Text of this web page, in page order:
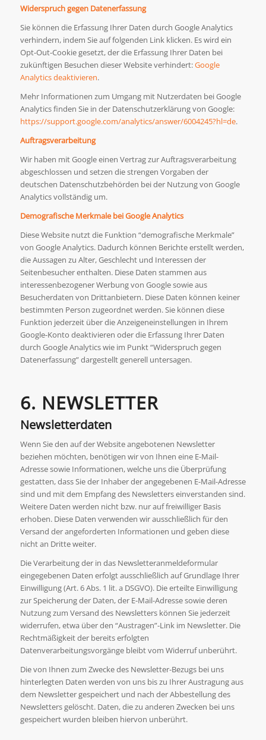
Widerspruch gegen Datenerfassung
Sie können die Erfassung Ihrer Daten durch Google Analytics
verhindern, indem Sie auf folgenden Link klicken. Es wird ein
Opt-Out-Cookie gesetzt, der die Erfassung Ihrer Daten bei
zukünftigen Besuchen dieser Website verhindert:Google
Analytics deaktivieren.
Mehr Informationen zum Umgang mit Nutzerdaten bei Google
Analytics finden Sie in der Datenschutzerklärung von Google:
https://support.google.com/analytics/answer/6004245?hl=de.
Auftragsverarbeitung
Wir haben mit Google einen Vertrag zur Auftragsverarbeitung
abgeschlossen und setzen die strengen Vorgaben der
deutschen Datenschutzbehörden bei der Nutzung von Google
Analytics vollständig um.
Demografische Merkmale bei Google Analytics
Diese Website nutzt die Funktion “demografische Merkmale”
von Google Analytics. Dadurch können Berichte erstellt werden,
die Aussagen zu Alter, Geschlecht und Interessen der
Seitenbesucher enthalten. Diese Daten stammen aus
interessenbezogener Werbung von Google sowie aus
Besucherdaten von Drittanbietern. Diese Daten können keiner
bestimmten Person zugeordnet werden. Sie können diese
Funktion jederzeit über die Anzeigeneinstellungen in Ihrem
Google-Konto deaktivieren oder die Erfassung Ihrer Daten
durch Google Analytics wie im Punkt “Widerspruch gegen
Datenerfassung” dargestellt generell untersagen.
6. NEWSLETTER
Newsletterdaten
Wenn Sie den auf der Website angebotenen Newsletter
beziehen möchten, benötigen wir von Ihnen eine E-Mail-
Adresse sowie Informationen, welche uns die Überprüfung
gestatten, dass Sie der Inhaber der angegebenen E-Mail-Adresse
sind und mit dem Empfang des Newsletters einverstanden sind.
Weitere Daten werden nicht bzw. nur auf freiwilliger Basis
erhoben. Diese Daten verwenden wir ausschließlich für den
Versand der angeforderten Informationen und geben diese
nicht an Dritte weiter.
Die Verarbeitung der in das Newsletteranmeldeformular
eingegebenen Daten erfolgt ausschließlich auf Grundlage Ihrer
Einwilligung (Art. 6 Abs. 1 lit. a DSGVO). Die erteilte Einwilligung
zur Speicherung der Daten, der E-Mail-Adresse sowie deren
Nutzung zum Versand des Newsletters können Sie jederzeit
widerrufen, etwa über den “Austragen”-Link im Newsletter. Die
Rechtmäßigkeit der bereits erfolgten
Datenverarbeitungsvorgänge bleibt vom Widerruf unberührt.
Die von Ihnen zum Zwecke des Newsletter-Bezugs bei uns
hinterlegten Daten werden von uns bis zu Ihrer Austragung aus
dem Newsletter gespeichert und nach der Abbestellung des
Newsletters gelöscht. Daten, die zu anderen Zwecken bei uns
gespeichert wurden bleiben hiervon unberührt.